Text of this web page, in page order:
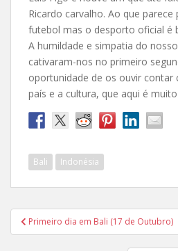
Ricardo carvalho. Ao que
futebol mas o desporto oficial é
A humildade e simpatia do
cativaram-nos no primeiro
oportunidade de os ouvir contar
país e a cultura, que aqui é
Bali Indonésia
Post
navigation
Primeiro dia em Bali (17 de Outubro)